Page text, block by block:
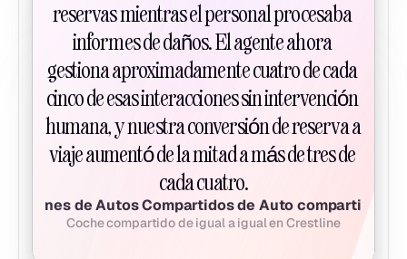
reservas mientras el personal procesaba
informes de daños. El agente ahora
gestiona aproximadamente cuatro de cada
cinco de esas interacciones sin intervención
humana, y nuestra conversión de reserva a
viaje aumentó de la mitad a más de tres de
cada cuatro.
de Autos Compartidos de Auto compartido
Coche compartido de igual a igual en Crestline